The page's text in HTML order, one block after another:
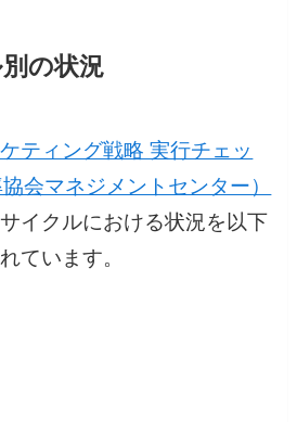
の状況
ティング戦略 実行チェッ
会マネジメントセンター）
イクルにおける状況を以下
ています。